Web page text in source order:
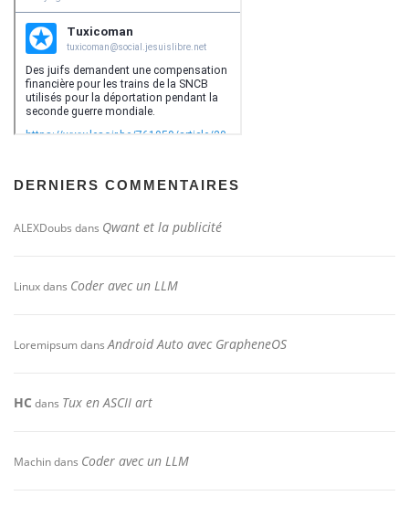
DERNIERS COMMENTAIRES
ALEXDoubs dans Qwant et la publicité
Linuxdans Coder avec un LLM
LoremipsumdansAndroid Auto avec GrapheneOS
HC dans Tux en ASCII art
Machindans Coder avec un LLM